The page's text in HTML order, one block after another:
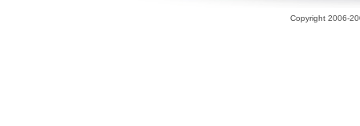
Copyright 2006-